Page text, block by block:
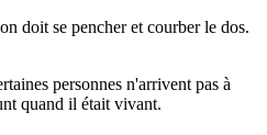
doit se pencher et courber le dos.
personnes n'arrivent pas à
quand il était vivant.